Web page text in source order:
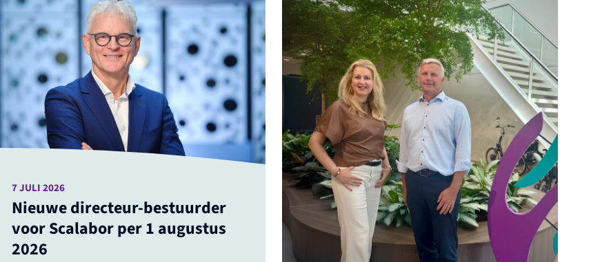
Nieuwe directeur-bestuurder
voor Scalabor per 1 augustus
2026
7 JULI 2026